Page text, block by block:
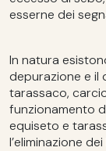
esserne dei
In natura
depurazione e il
tarassaco,
funzionamento
equiseto e
l’eliminazione